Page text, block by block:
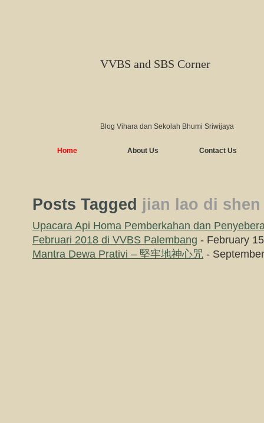
VVBS and SBS Corner
Blog Vihara dan Sekolah Bhumi Sriwijaya
Home About Us Contact Us
Posts Tagged jian lao di shen
Upacara Api Homa Pemberkahan dan
Februari 2018 di VVBS Palembang - February
Mantra Dewa Prativi – 堅牢地神心咒 -